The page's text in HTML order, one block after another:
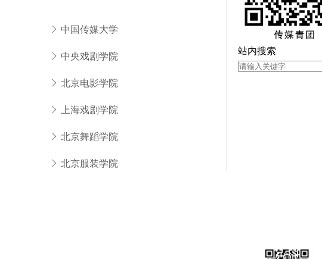
中国传媒大学
中央戏剧学院
北京电影学院
上海戏剧学院
北京舞蹈学院
北京服装学院
站内搜索